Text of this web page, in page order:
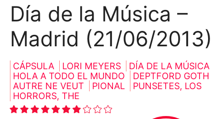
Día de la Música –
Madrid (21/06/2013)
CÁPSULA LORI MEYERS
DÍA DE LA MÚSICA
HOLA A TODO EL MUNDO
DEPTFORD GOTH
AUTRE NE VEUT
PIONAL
PUNSETES, LOS
HORRORS, THE